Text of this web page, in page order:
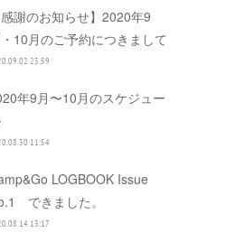
感謝のお知らせ】2020年9
10月のご予約につきまして
23:59
年9月〜10月のスケジュー
11:54
LOGBOOK Issue
できました。
13:17